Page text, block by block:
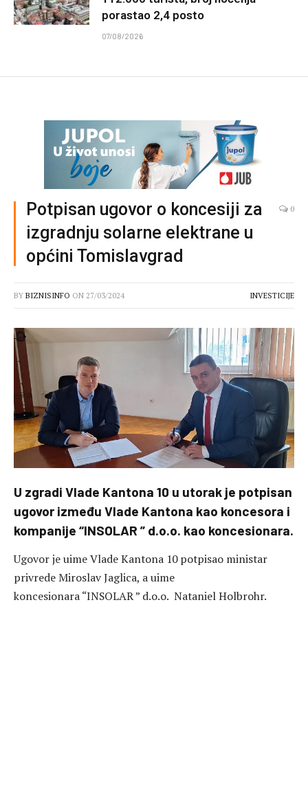
porastao 2,4 posto
07/08/2026
Potpisan ugovor o koncesiji za
izgradnju solarne elektrane u
općini Tomislavgrad
0
BY BIZNISINFO ON 27/03/2024 INVESTICIJE
U zgradi Vlade Kantona 10 u utorak je potpisan
ugovor između Vlade Kantona kao koncesora i
kompanije “INSOLAR ” d.o.o. kao koncesionara.
Ugovor je uime Vlade Kantona 10 potpisao ministar
privrede Miroslav Jaglica, a uime
koncesionara “INSOLAR ” d.o.o. Nataniel Holbrohr.